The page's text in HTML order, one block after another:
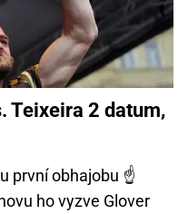
Teixeira 2 datum,
první obhajobu ☝
ho vyzve Glover